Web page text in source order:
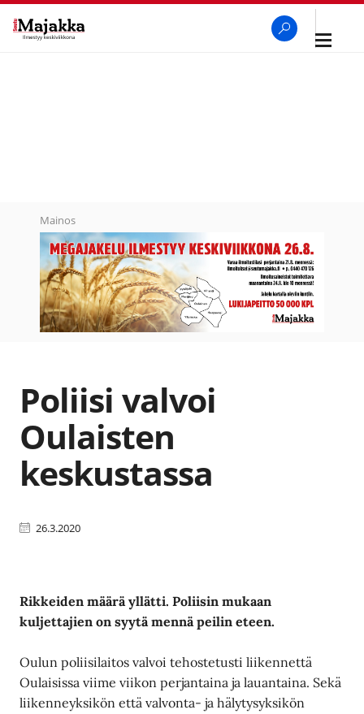
Avaa
Mainos
Poliisi valvoi
Oulaisten
keskustassa
26.3.2020
Rikkeiden määrä yllätti. Poliisin mukaan
kuljettajien on syytä mennä peilin eteen.
Oulun poliisilaitos valvoi tehostetusti liikennettä
Oulaisissa viime viikon perjantaina ja lauantaina. Sekä
liikenneyksikön että valvonta- ja hälytysyksikön